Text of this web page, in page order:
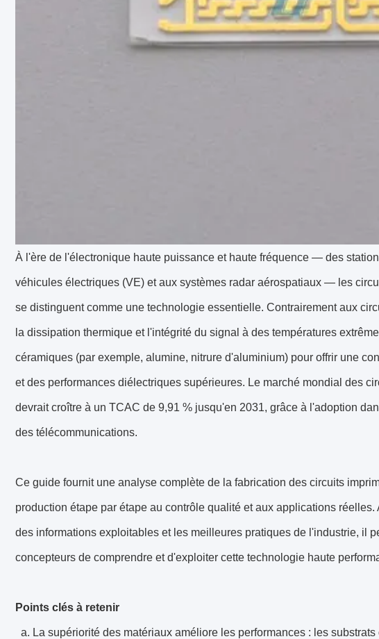
À l'ère de l'électronique haute puissance et haute fréquence — des
véhicules électriques (VE) et aux systèmes radar aérospatiaux — les
se distinguent comme une technologie essentielle. Contrairement aux
la dissipation thermique et l'intégrité du signal à des températures
céramiques (par exemple, alumine, nitrure d'aluminium) pour offrir une
et des performances diélectriques supérieures. Le marché mondial des
devrait croître à un TCAC de 9,91 % jusqu'en 2031, grâce à l'adoption
des télécommunications.
Ce guide fournit une analyse complète de la fabrication des circuits
production étape par étape au contrôle qualité et aux applications
des informations exploitables et les meilleures pratiques de l'industrie, il
concepteurs de comprendre et d'exploiter cette technologie haute
Points clés à retenir
a. La supériorité des matériaux améliore les performances : les